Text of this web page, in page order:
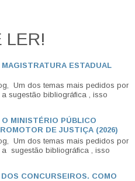
LER!
ESTADUAL
Um dos temas mais pedidos por
sugestão bibliográfica , isso
MINISTÉRIO PÚBLICO
DE JUSTIÇA (2026)
Um dos temas mais pedidos por
sugestão bibliográfica , isso
CONCURSEIROS. COMO